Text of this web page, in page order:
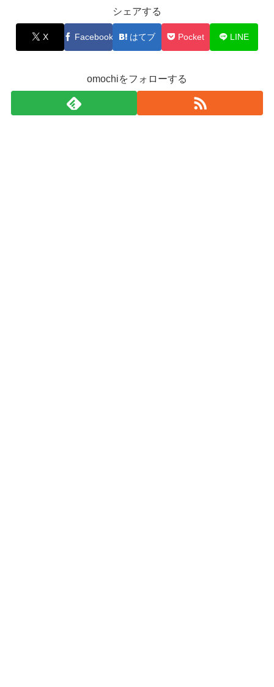
シェアする
X Facebook はてブ Pocket LINE
omochiをフォローする